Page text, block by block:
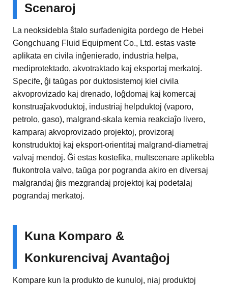
Scenaroj
La neoksidebla ŝtalo surfadenigita pordego de Hebei
Gongchuang Fluid Equipment Co., Ltd. estas vaste
aplikata en civila inĝenierado, industria helpa,
mediprotektado, akvotraktado kaj eksportaj merkatoj.
Specife, ĝi taŭgas por duktosistemoj kiel civila
akvoprovizado kaj drenado, loĝdomaj kaj komercaj
konstruaĵakvoduktoj, industriaj helpduktoj (vaporo,
petrolo, gaso), malgrand-skala kemia reakciaĵo livero,
kamparaj akvoprovizado projektoj, provizoraj
konstruduktoj kaj eksport-orientitaj malgrand-diametraj
valvaj mendoj. Ĝi estas kostefika, multscenare aplikebla
flukontrola valvo, taŭga por pogranda akiro en diversaj
malgrandaj ĝis mezgrandaj projektoj kaj podetalaj
pograndaj merkatoj.
Kuna Komparo &
Konkurencivaj Avantaĝoj
Kompare kun la produkto de kunuloj, niaj produktoj